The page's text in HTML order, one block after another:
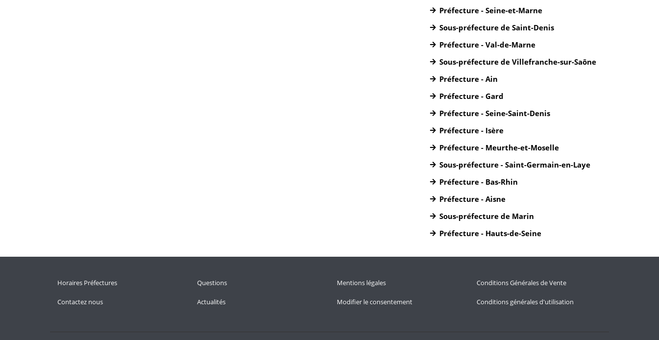
Préfecture - Seine-et-Marne
Sous-préfecture de Saint-Denis
Préfecture - Val-de-Marne
Sous-préfecture de Villefranche-sur-Saône
Préfecture - Ain
Préfecture - Gard
Préfecture - Seine-Saint-Denis
Préfecture - Isère
Préfecture - Meurthe-et-Moselle
Sous-préfecture - Saint-Germain-en-Laye
Préfecture - Bas-Rhin
Préfecture - Aisne
Sous-préfecture de Marin
Préfecture - Hauts-de-Seine
Horaires Préfectures
Contactez nous
Questions
Actualités
Mentions légales
Modifier le consentement
Conditions Générales de Vente
Conditions générales d'utilisation